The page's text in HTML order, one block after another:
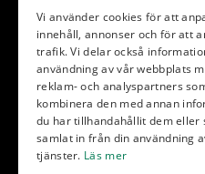
042-
Vi använder cookies för att
innehåll, annonser och för att
trafik. Vi delar också
användning av vår webbplats
reklam- och analyspartners
kombinera den med annan
du har tillhandahållit dem eller
samlat in från din användning
tjänster. Läs mer